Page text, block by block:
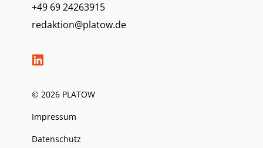
+49 69 24263915
redaktion@platow.de
© 2026 PLATOW
Impressum
Datenschutz